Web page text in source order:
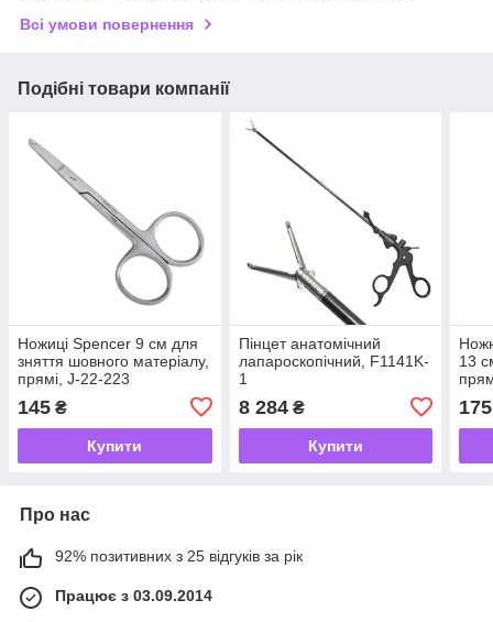
Всі умови повернення
Подібні товари компанії
Ножиці Spencer 9 см для
зняття шовного матеріалу,
прямі, J-22-223
145 ₴
Купити
Пінцет анатомічний
лапароскопічний, F1141K-
1
8 284₴
Купити
13
175
Про нас
92% позитивних з 25 відгуків за рік
Працює з 03.09.2014